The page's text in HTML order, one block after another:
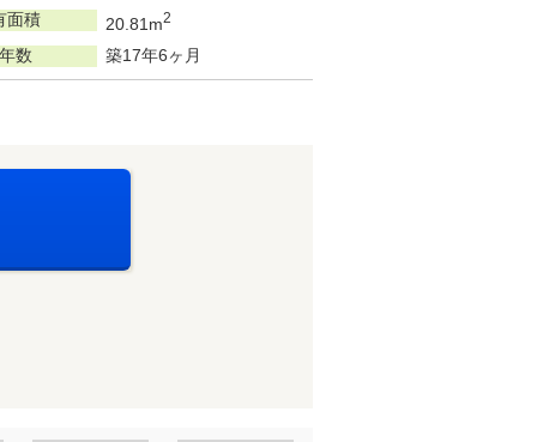
面積 20.81m2
数 築17年6ヶ月